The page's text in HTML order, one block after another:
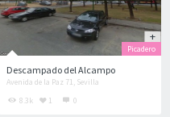
Descampado del Alcampo
Avenida de la Paz 71, Sevilla
Picadero
8.3k 1 0